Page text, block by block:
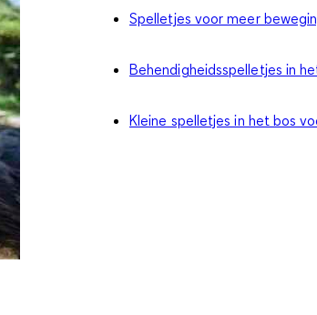
Spelletjes voor meer
Behendigheidsspelletjes in
Kleine spelletjes in het bos